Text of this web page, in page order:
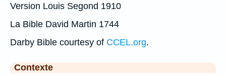
Version Louis Segond 1910
La Bible David Martin 1744
Darby Bible courtesy of CCEL.org.
Contexte